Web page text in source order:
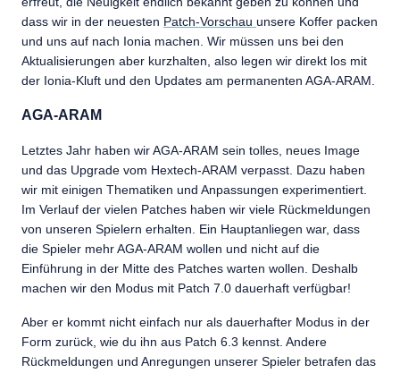
dass wir in der neuesten Patch-Vorschau unsere Koffer packen
und uns auf nach Ionia machen. Wir müssen uns bei den
Aktualisierungen aber kurzhalten, also legen wir direkt los mit
der Ionia-Kluft und den Updates am permanenten AGA-ARAM.
AGA-ARAM
Letztes Jahr haben wir AGA-ARAM sein tolles, neues Image
und das Upgrade vom Hextech-ARAM verpasst. Dazu haben
wir mit einigen Thematiken und Anpassungen experimentiert.
Im Verlauf der vielen Patches haben wir viele Rückmeldungen
von unseren Spielern erhalten. Ein Hauptanliegen war, dass
die Spieler mehr AGA-ARAM wollen und nicht auf die
Einführung in der Mitte des Patches warten wollen. Deshalb
machen wir den Modus mit Patch 7.0 dauerhaft verfügbar!
Aber er kommt nicht einfach nur als dauerhafter Modus in der
Form zurück, wie du ihn aus Patch 6.3 kennst. Andere
Rückmeldungen und Anregungen unserer Spieler betrafen das